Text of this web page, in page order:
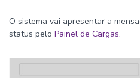
O sistema vai apresentar a
status pelo Painel de Cargas.